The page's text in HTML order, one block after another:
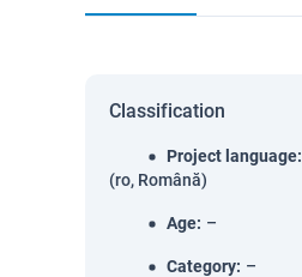
Classification
Project language:
(ro, Română)
Age: –
Category: –